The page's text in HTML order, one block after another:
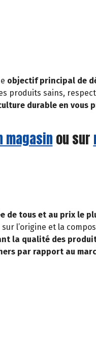
objectif principal de
produits sains,
durable en
magasinou sur
tous et au prix le
l’origine et la
la qualité des
par rapport au